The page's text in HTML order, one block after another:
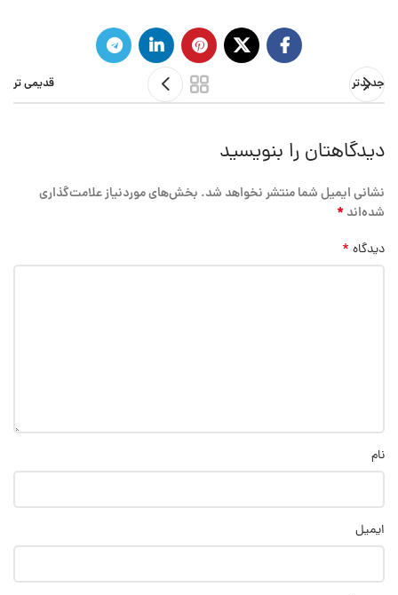
جدیدتر قدیمی تر
دیدگاهتان را بنویسید
نشانی ایمیل شما منتشر نخواهد شد. بخش‌های موردنیاز علامت‌گذاری
شده‌اند*
دیدگاه *
نام
ایمیل